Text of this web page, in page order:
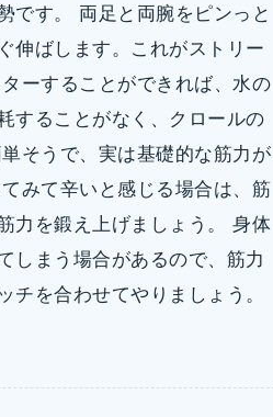
です。 両足と両腕をピンっと
伸ばします。これがストリー
ーすることができれば、水の
することがなく、クロールの
そうで、実は基礎的な筋力が
みて辛いと感じる場合は、筋
力を鍛え上げましょう。 身体
しまう場合があるので、筋力
チを合わせてやりましょう。